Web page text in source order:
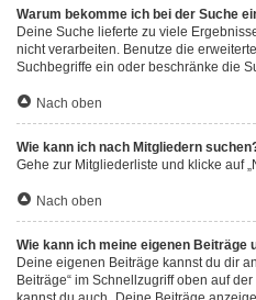
Warum bekomme ich bei der Suche
Deine Suche lieferte zu viele
nicht verarbeiten. Benutze die
Suchbegriffe ein oder beschränke die
Nach oben
Wie kann ich nach Mitgliedern
Gehe zur Mitgliederliste und klicke auf
Nach oben
Wie kann ich meine eigenen Beiträge
Deine eigenen Beiträge kannst du dir
Beiträge“ im Schnellzugriff oben auf